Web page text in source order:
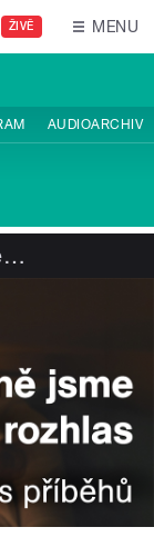
ŽIVĚ MENU
AUDIOARCHIV
…